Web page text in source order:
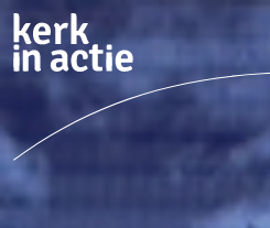
Doorgaan
naar
hoofdinhoud